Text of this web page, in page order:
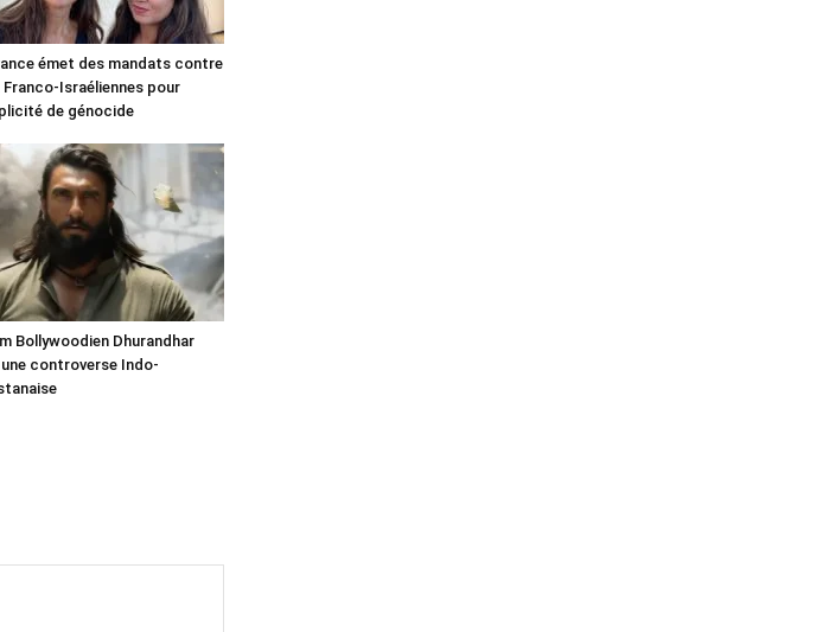
émet des mandats contre
Franco-Israéliennes pour
de génocide
Bollywoodien Dhurandhar
controverse Indo-